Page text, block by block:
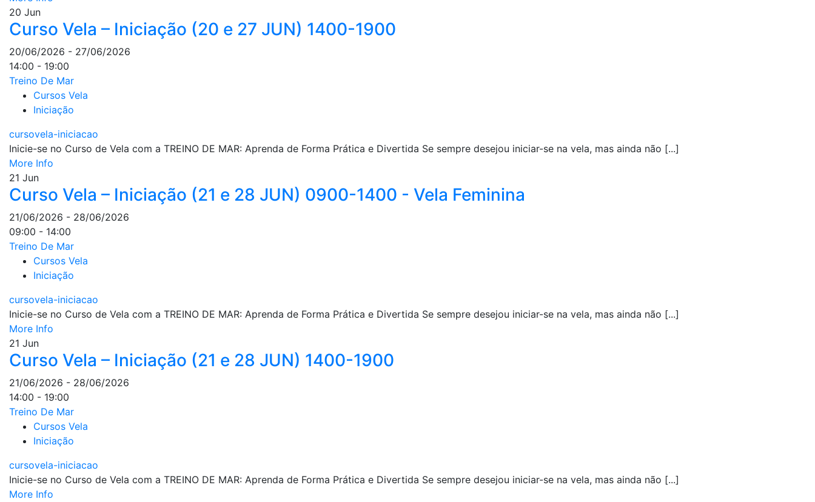
20 Jun
Curso Vela – Iniciação (20 e 27 JUN) 1400-1900
20/06/2026 - 27/06/2026
14:00 - 19:00
Treino De Mar
Cursos Vela
Iniciação
cursovela-iniciacao
Inicie-se no Curso de Vela com a TREINO DE MAR: Aprenda de Forma Prática e Divertida Se sempre desejou iniciar-se na vela, mas ainda não [...]
More Info
21 Jun
Curso Vela – Iniciação (21 e 28 JUN) 0900-1400 - Vela Feminina
21/06/2026 - 28/06/2026
09:00 - 14:00
Treino De Mar
Cursos Vela
Iniciação
cursovela-iniciacao
Inicie-se no Curso de Vela com a TREINO DE MAR: Aprenda de Forma Prática e Divertida Se sempre desejou iniciar-se na vela, mas ainda não [...]
More Info
21 Jun
Curso Vela – Iniciação (21 e 28 JUN) 1400-1900
21/06/2026 - 28/06/2026
14:00 - 19:00
Treino De Mar
Cursos Vela
Iniciação
cursovela-iniciacao
Inicie-se no Curso de Vela com a TREINO DE MAR: Aprenda de Forma Prática e Divertida Se sempre desejou iniciar-se na vela, mas ainda não [...]
More Info